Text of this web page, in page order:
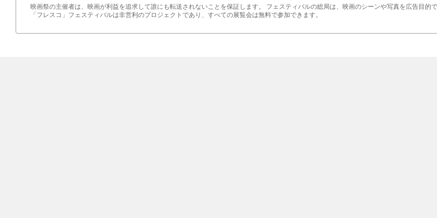
映画祭の主催者は、映画が利益を追求して誰にも転送されないことを保証します。 フェスティバルの総局は、映画のシーンや写真を広告目的
「フレスコ」フェスティバルは非営利のプロジェクトであり、すべての展覧会は無料で参加できます。